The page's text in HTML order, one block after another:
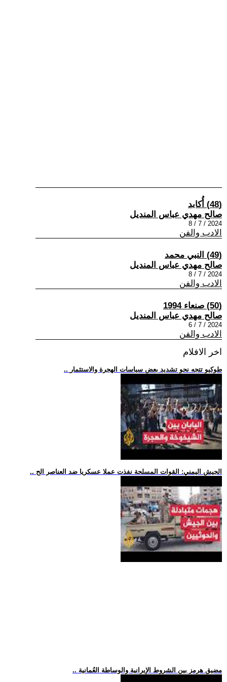
(48) أُكابد
صالح مهدي عباس المنديل
2024 / 7 / 8
الادب والفن
(49) النبي محمد
صالح مهدي عباس المنديل
2024 / 7 / 8
الادب والفن
(50) صنعاء 1994
صالح مهدي عباس المنديل
2024 / 7 / 6
الادب والفن
اخر الافلام
.. طوكيو تتجه نحو تشديد بعض سياسات الهجرة والاستثمار
.. الجيش اليمني: القوات المسلحة نفذت عملا عسكريا ضد العناصر الح
.. مضيق هرمز بين الشروط الإيرانية والوساطة العُمانية